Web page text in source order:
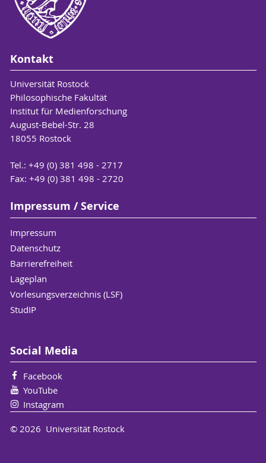
Kontakt
Universität Rostock
Philosophische Fakultät
Institut für Medienforschung
August-Bebel-Str. 28
18055 Rostock
Tel.: +49 (0) 381 498 - 2717
Fax: +49 (0) 381 498 - 2720
Impressum / Service
Impressum
Datenschutz
Barrierefreiheit
Lageplan
Vorlesungsverzeichnis (LSF)
StudIP
Social Media
Facebook
YouTube
Instagram
© 2026 Universität Rostock